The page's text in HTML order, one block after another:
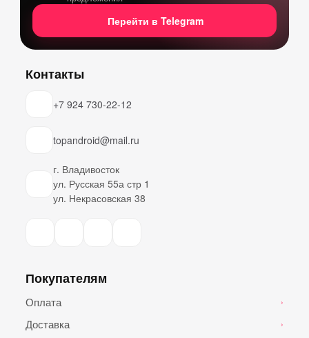
Перейти в Telegram
Контакты
+7 924 730-22-12
topandroid@mail.ru
г. Владивосток
ул. Русская 55а стр 1
ул. Некрасовская 38
Покупателям
Оплата ›
Доставка ›